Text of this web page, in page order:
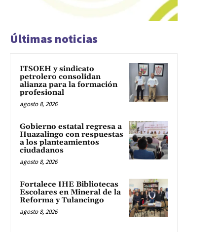
Últimas noticias
ITSOEH y sindicato
petrolero consolidan
alianza para la formación
profesional
agosto 8, 2026
Gobierno estatal regresa a
Huazalingo con respuestas
a los planteamientos
ciudadanos
agosto 8, 2026
Fortalece IHE Bibliotecas
Escolares en Mineral de la
Reforma y Tulancingo
agosto 8, 2026